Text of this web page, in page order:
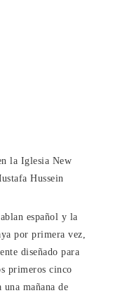
la Iglesia New
Hussein
español y la
por primera vez,
diseñado para
primeros cinco
mañana de